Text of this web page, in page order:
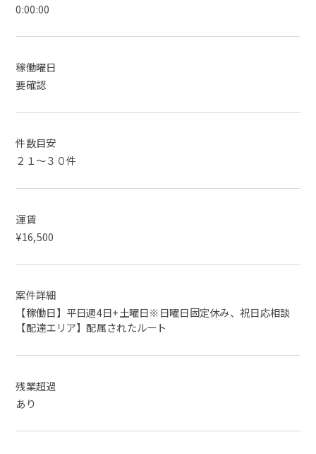
0:00:00
稼働曜日
要確認
件数目安
２１～３０件
運賃
¥16,500
案件詳細
【稼働日】平日週4日+土曜日※日曜日固定休み、祝日応相談
【配達エリア】配属されたルート
残業超過
あり